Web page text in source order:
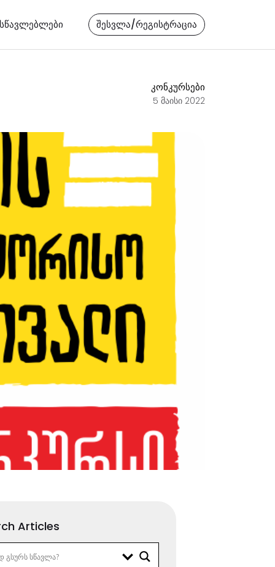
შესვლა/რეგისტრაცია
კონკურსები
5 მაისი 2022
Articles